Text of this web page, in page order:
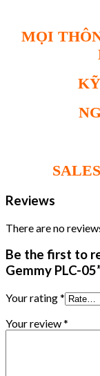
MỌI
Reviews
There are no
Be the first to
Gemmy PLC-
Your rating*
Your review*